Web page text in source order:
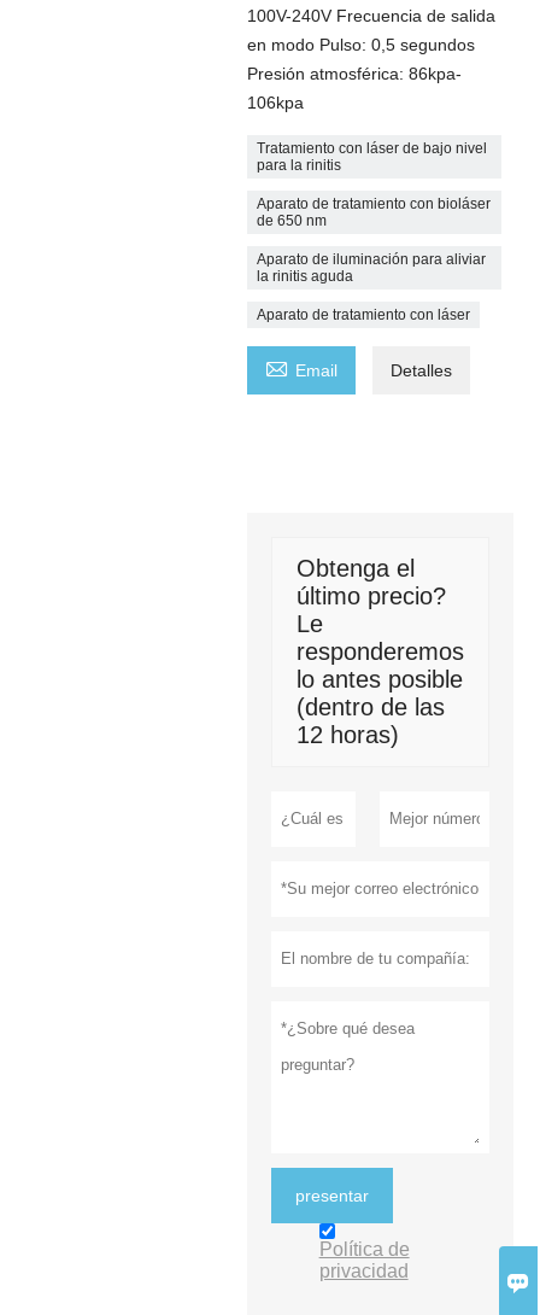

100V-240V Frecuencia de salida
en modo Pulso: 0,5 segundos
Presión atmosférica: 86kpa-
106kpa
Tratamiento con láser de bajo nivel
para la rinitis
Aparato de tratamiento con bioláser
de 650 nm
Aparato de iluminación para aliviar
la rinitis aguda
Aparato de tratamiento con láser
 Email Detalles
Obtenga el
último precio?
Le
responderemos
lo antes posible
(dentro de las
12 horas)
presentar
Política de
privacidad